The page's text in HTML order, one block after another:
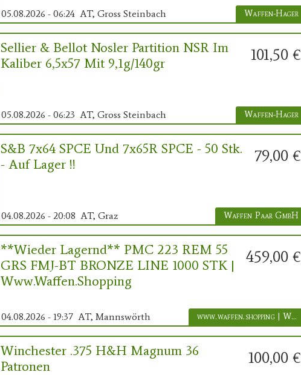
05.08.2026 - 06:24 AT, Gross Steinbach Waffen-Hager
101,50 €
Sellier & Bellot Nosler Partition NSR Im
Kaliber 6,5x57 Mit 9,1g/140gr
05.08.2026 - 06:23 AT, Gross Steinbach Waffen-Hager
79,00 €
S&B 7x64 SPCE Und 7x65R SPCE - 50 Stk.
- Auf Lager !!
04.08.2026 - 20:08 AT, Graz Waffen Paar GmbH
459,00 €
**Wieder Lagernd** PMC 223 REM 55
GRS FMJ-BT BRONZE LINE 1000 STK |
Www.waffen.shopping
04.08.2026 - 19:37 AT, Mannswörth www.waffen.shopping | Waffen.shopping
100,00 €
Winchester .375 H&H Magnum 36
Patronen